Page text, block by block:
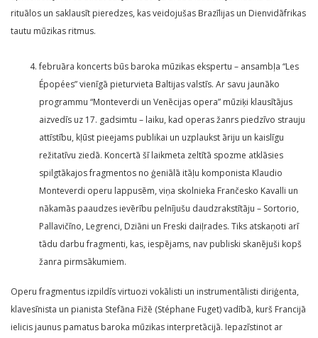
rituālos un saklausīt pieredzes, kas veidojušas Brazīlijas un Dienvidāfrikas
tautu mūzikas ritmus.
februāra koncerts būs baroka mūzikas ekspertu – ansambļa “Les
Épopées” vienīgā pieturvieta Baltijas valstīs. Ar savu jaunāko
programmu “Monteverdi un Venēcijas opera” mūziķi klausītājus
aizvedīs uz 17. gadsimtu – laiku, kad operas žanrs piedzīvo strauju
attīstību, kļūst pieejams publikai un uzplaukst āriju un kaislīgu
režitatīvu ziedā. Koncertā šī laikmeta zeltītā spozme atklāsies
spilgtākajos fragmentos no ģeniālā itāļu komponista Klaudio
Monteverdi operu lappusēm, viņa skolnieka Frančesko Kavalli un
nākamās paaudzes ievērību pelnījušu daudzrakstītāju – Sortorio,
Pallavičīno, Legrenci, Dziāni un Freski daiļrades. Tiks atskaņoti arī
tādu darbu fragmenti, kas, iespējams, nav publiski skanējuši kopš
žanra pirmsākumiem.
Operu fragmentus izpildīs virtuozi vokālisti un instrumentālisti diriģenta,
klavesīnista un pianista Stefāna Fižē (Stéphane Fuget) vadībā, kurš Francijā
ielicis jaunus pamatus baroka mūzikas interpretācijā. Iepazīstinot ar